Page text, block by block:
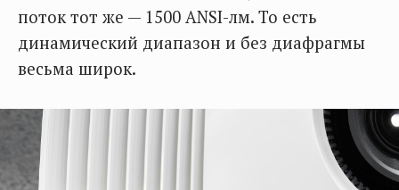
поток тот же — 1500 ANSI-лм. То есть
динамический диапазон и без диафрагмы
весьма широк.